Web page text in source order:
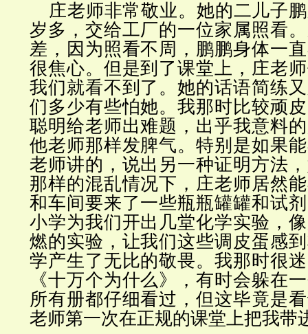
庄老师非常敬业。她的二儿子
岁多，交给工厂的一位家属照看
差，因为照看不周，鹏鹏身体一
很焦心。但是到了课堂上，庄老
我们就看不到了。她的话语简练
们多少有些怕她。我那时比较顽
聪明给老师出难题，出乎我意料
他老师那样发脾气。特别是如果
老师讲的，说出另一种证明方法
那样的混乱情况下，庄老师居然
和车间要来了一些瓶瓶罐罐和试
小学为我们开出几堂化学实验，
燃的实验，让我们这些调皮蛋感
学产生了无比的敬畏。我那时很
《十万个为什么》，有时会躲在
所有册都仔细看过，但这毕竟是
老师第一次在正规的课堂上把我带